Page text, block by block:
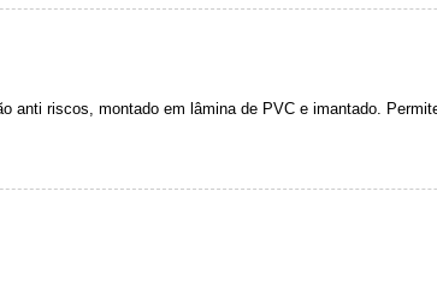
anti riscos, montado em lâmina de PVC e imantado.